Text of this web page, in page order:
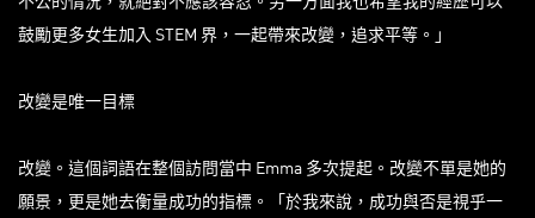
鼓勵更多女生加入 STEM 界，一起帶來改變，追求平等。」
改變是唯一目標
改變。這個詞語在整個訪問當中 Emma 多次提起。改變不單是她的
願景，更是她去衡量成功的指標。「於我來說，成功與否是視乎一